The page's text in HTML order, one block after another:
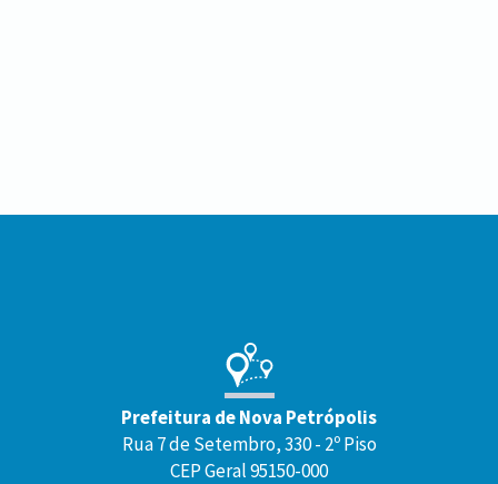
Prefeitura de Nova Petrópolis
Rua 7 de Setembro, 330 - 2º Piso
CEP Geral 95150-000